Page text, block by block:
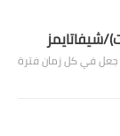
شيفاتايمز
جعل في كل زمان فترة